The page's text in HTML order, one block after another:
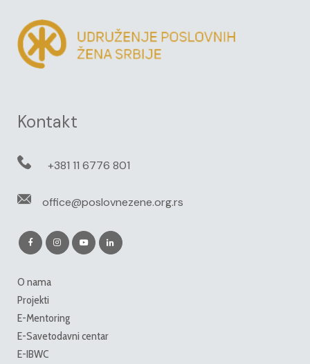
Kontakt
+381 11 6776 801
office@poslovnezene.org.rs
O nama
Projekti
E-Mentoring
E-Savetodavni centar
E-IBWC